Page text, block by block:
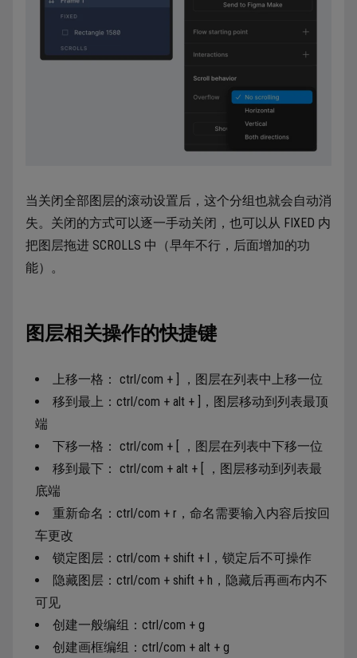
当关闭全部图层的滚动设置后，这个分组也就会自动消
失。关闭的方式可以逐一手动关闭，也可以从 FIXED 内
把图层拖进 SCROLLS 中（早年不行，后面增加的功
能）。
图层相关操作的快捷键
上移一格： ctrl/com + ] ，图层在列表中上移一位
移到最上：ctrl/com + alt + ]，图层移动到列表最顶
端
下移一格： ctrl/com + [ ，图层在列表中下移一位
移到最下： ctrl/com + alt + [ ，图层移动到列表最
底端
重新命名：ctrl/com + r，命名需要输入内容后按回
车更改
锁定图层：ctrl/com + shift + l，锁定后不可操作
隐藏图层：ctrl/com + shift + h，隐藏后再画布内不
可见
创建一般编组：ctrl/com + g
创建画框编组：ctrl/com + alt + g